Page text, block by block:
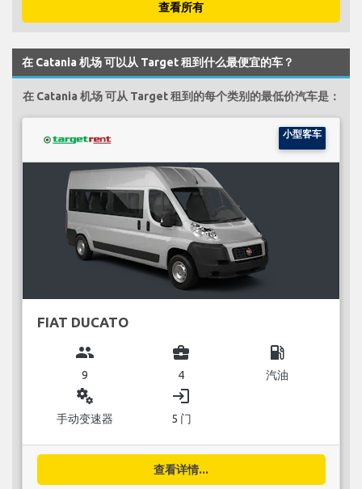
查看所有
在 Catania 机场 可以从 Target 租到什么最便宜的车？
在 Catania 机场 可从 Target 租到的每个类别的最低价汽车是：
小型客车
FIAT DUCATO
group
9
business_center
4
local_gas_station
汽油
miscellaneous_services
手动变速器
login
5 门
查看详情...